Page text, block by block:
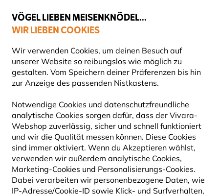
VÖGEL LIEBEN MEISENKNÖDEL...
WIR LIEBEN COOKIES
Wir verwenden Cookies, um deinen Besuch auf
unserer Website so reibungslos wie möglich zu
gestalten. Vom Speichern deiner Präferenzen bis hin
zur Anzeige des passenden Nistkastens.
Notwendige Cookies und datenschutzfreundliche
analytische Cookies sorgen dafür, dass der Vivara-
Webshop zuverlässig, sicher und schnell funktioniert
und wir die Qualität messen können. Diese Cookies
sind immer aktiviert. Wenn du Akzeptieren wählst,
verwenden wir außerdem analytische Cookies,
Marketing-Cookies und Personalisierungs-Cookies.
Dabei verarbeiten wir personenbezogene Daten, wie
IP-Adresse/Cookie-ID sowie Klick- und Surfverhalten,
Gratis Versand ab 49 €
Vivara Kids Plüschtiere
15% RABATT